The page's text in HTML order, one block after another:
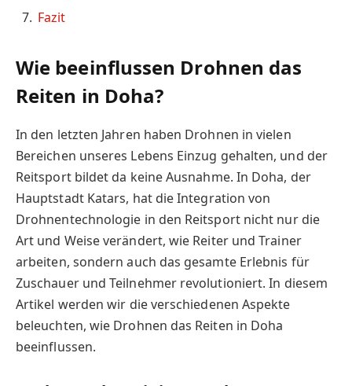
Fazit
Wie beeinflussen Drohnen das
Reiten in Doha?
In den letzten Jahren haben Drohnen in vielen
Bereichen unseres Lebens Einzug gehalten, und der
Reitsport bildet da keine Ausnahme. In Doha, der
Hauptstadt Katars, hat die Integration von
Drohnentechnologie in den Reitsport nicht nur die
Art und Weise verändert, wie Reiter und Trainer
arbeiten, sondern auch das gesamte Erlebnis für
Zuschauer und Teilnehmer revolutioniert. In diesem
Artikel werden wir die verschiedenen Aspekte
beleuchten, wie Drohnen das Reiten in Doha
beeinflussen.